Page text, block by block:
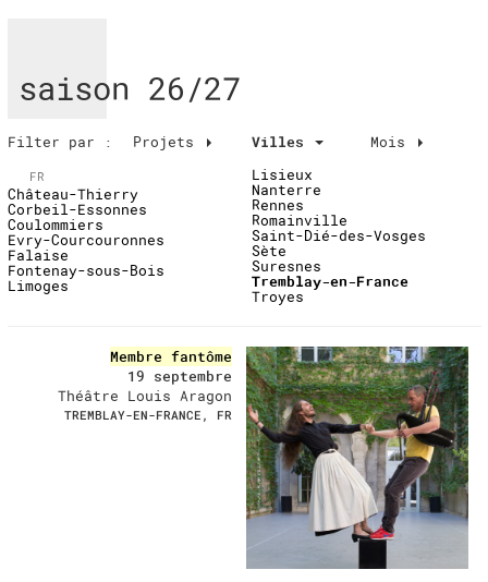
saison 26/27
Filter par : Projets Villes Mois
FR
Château-Thierry
Corbeil-Essonnes
Coulommiers
Evry-Courcouronnes
Falaise
Fontenay-sous-Bois
Limoges
Lisieux
Nanterre
Rennes
Romainville
Saint-Dié-des-Vosges
Sète
Suresnes
Tremblay-en-France
Troyes
upcomingMembre fantôme
19 septembre
Théâtre Louis Aragon
TREMBLAY-EN-FRANCE, FR